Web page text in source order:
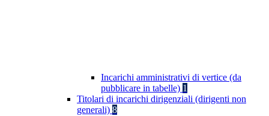
Incarichi amministrativi di vertice (da
pubblicare in tabelle) 1
Titolari di incarichi dirigenziali (dirigenti non
generali) 8